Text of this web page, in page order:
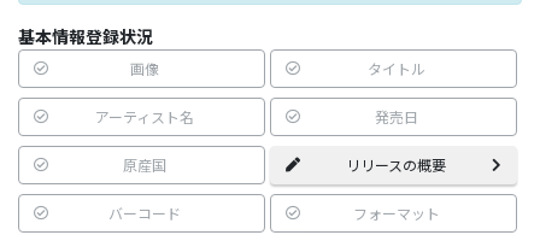
基本情報登録状況
画像 タイトル
アーティスト名 発売日
原産国 リリースの概要
バーコード フォーマット